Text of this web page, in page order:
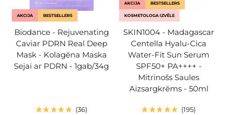
AKCIJA BESTSELLERS
Biodance - Rejuvenating
Caviar PDRN Real Deep
Mask - Kolagēna Maska
Sejai ar PDRN - 1gab/34g
36
AKCIJA BESTSELLERS
KOSMETOLOGA IZVĒLE
SKIN1004 - Madagascar
Centella Hyalu-Cica
Water-Fit Sun Serum
SPF50+ PA++++ -
Mitrinošs Saules
Aizsargkrēms - 50ml
195